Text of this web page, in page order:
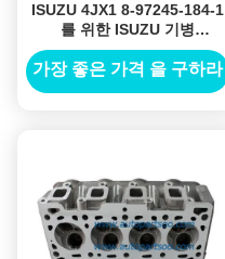
ISUZU 4JX1 8-97245-184-1
를 위한 ISUZU 기병
4Automotive 실린더 해드
JX1 실린더 해드
가장 좋은 가격 을 구하라